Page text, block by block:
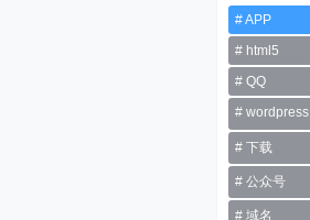
APP
html5
QQ
wordpress
下载
公众号
域名